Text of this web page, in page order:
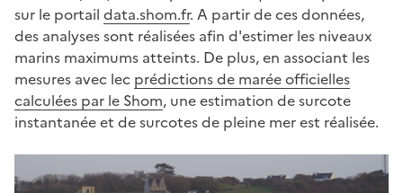
sur le portail data.shom.fr. A partir de ces données,
des analyses sont réalisées afin d'estimer les niveaux
marins maximums atteints. De plus, en associant les
mesures avec lec prédictions de marée officielles
calculées par le Shom, une estimation de surcote
instantanée et de surcotes de pleine mer est réalisée.